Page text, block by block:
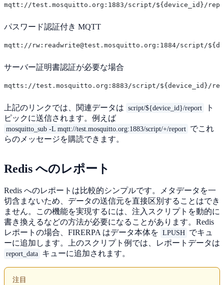
パスワード認証付き MQTT
サーバー証明書認証が必要な場合
上記のリンクでは、関連データは script/${device_id}/report
ト
ピックに送信されます。例えば
mosquitto_sub -L mqtt://test.mosquitto.org:1883/script/+/report でこれ
らのメッセージを購読できます。
Redis へのレポート
Redis へのレポートは比較的シンプルです。メタデータを一
切含まないため、データの送信元を直接区別することはでき
ません。この機能を実現するには、注入スクリプトを動的に
書き換えるなどの方法が必要になることがあります。Redis
レポートの場合、FIRERPA はデータ本体を
LPUSH でキュ
ーに追加します。上のスクリプト例では、レポートデータは
report_data キューに追加されます。
注目